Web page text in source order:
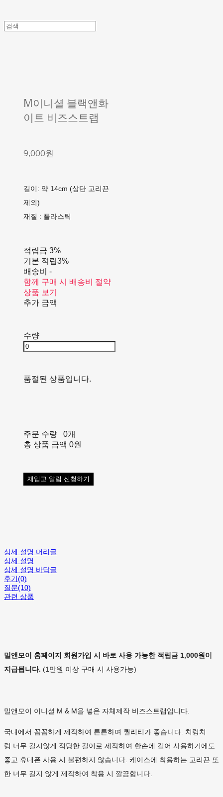
M이니셜 블랙앤화
이트 비즈스트랩
9,000원
길이: 약 14cm (상단 고리끈
제외)
재질 : 플라스틱
적립금 3%
기본 적립3%
배송비 -
함께 구매 시 배송비 절약
상품 보기
추가 금액
수량
품절된 상품입니다.
주문 수량
0개
총 상품 금액 0원
재입고 알림 신청하기
상세 설명 머리글
상세 설명
상세 설명 바닥글
후기(0)
질문(10)
관련 상품
밀앤모이 홈페이지 회원가입 시 바로 사용 가능한 적립금 1,000원이
지급됩니다. (1만원 이상 구매 시 사용가능)
밀앤모이 이니셜 M & M을 넣은 자체제작 비즈스트랩입니다.
국내에서 꼼꼼하게 제작하여 튼튼하며 퀄리티가 좋습니다. 치렁치
렁 너무 길지않게 적당한 길이로 제작하여 한손에 걸어 사용하기에도
좋고 휴대폰 사용 시 불편하지 않습니다. 케이스에 착용하는 고리끈 또
한 너무 길지 않게 제작하여 착용 시 깔끔합니다.